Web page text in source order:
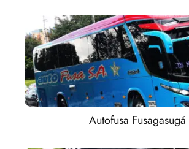
Autofusa Fusagasugá